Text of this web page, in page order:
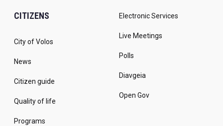
CITIZENS
City of Volos
News
Citizen guide
Quality of life
Programs
Electronic Services
Live Meetings
Polls
Diavgeia
Open Gov